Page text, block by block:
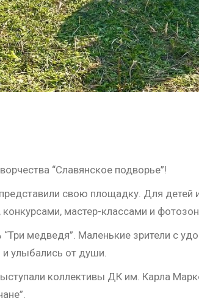
“Славянское подворье”!
свою площадку. Для детей
мастер-классами и
медведя”. Маленькие зрители с
улыбались от души.
коллективы ДК им. Карла